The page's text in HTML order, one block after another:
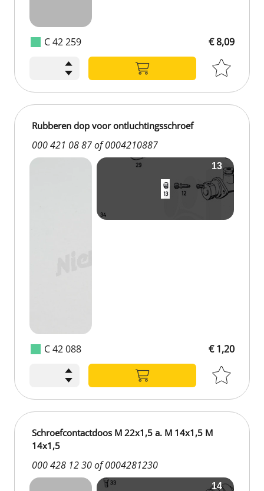
C 42 259 € 8,09
C 42 088
Rubberen dop voor ontluchtingsschroef
000 421 08 87 of 0004210887
€ 1,20
Schroefcontactdoos M 22x1,5 a. M 14x1,5 M
14x1,5
000 428 12 30 of 0004281230